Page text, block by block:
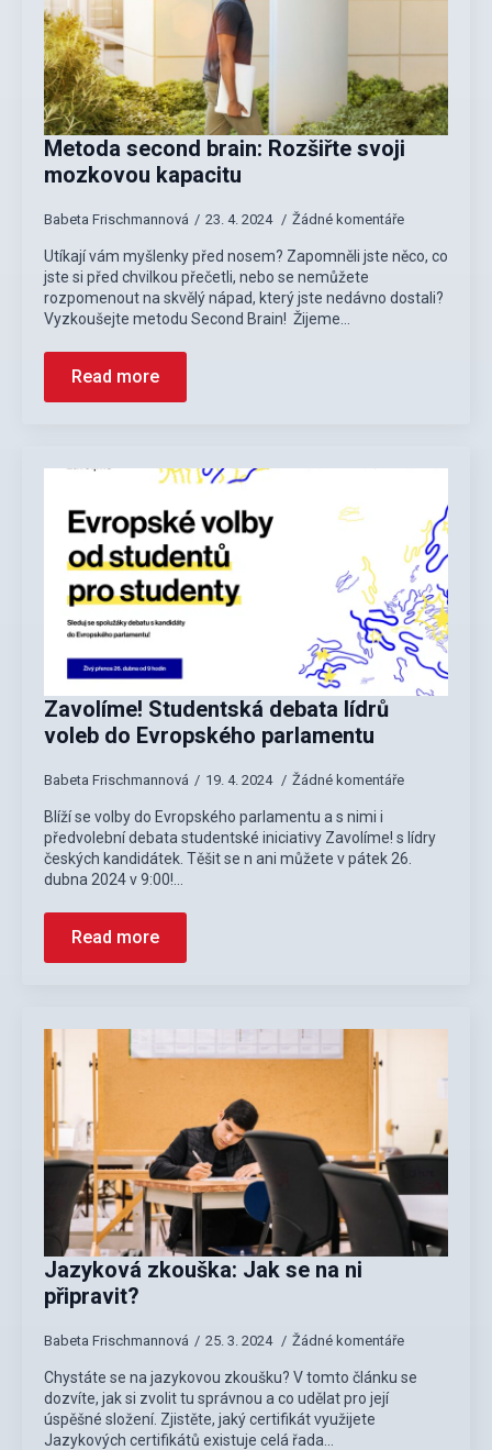
Metoda second brain: Rozšiřte svoji
mozkovou kapacitu
Babeta Frischmannová 23. 4. 2024 Žádné komentáře
Utíkají vám myšlenky před nosem? Zapomněli jste něco, co
jste si před chvilkou přečetli, nebo se nemůžete
rozpomenout na skvělý nápad, který jste nedávno dostali?
Vyzkoušejte metodu Second Brain! Žijeme…
Read more
Zavolíme! Studentská debata lídrů
voleb do Evropského parlamentu
Babeta Frischmannová 19. 4. 2024 Žádné komentáře
Blíží se volby do Evropského parlamentu a s nimi i
předvolební debata studentské iniciativy Zavolíme! s lídry
českých kandidátek. Těšit se n ani můžete v pátek 26.
dubna 2024 v 9:00!…
Read more
Jazyková zkouška: Jak se na ni
připravit?
Babeta Frischmannová 25. 3. 2024 Žádné komentáře
Chystáte se na jazykovou zkoušku? V tomto článku se
dozvíte, jak si zvolit tu správnou a co udělat pro její
úspěšné složení. Zjistěte, jaký certifikát využijete
Jazykových certifikátů existuje celá řada…